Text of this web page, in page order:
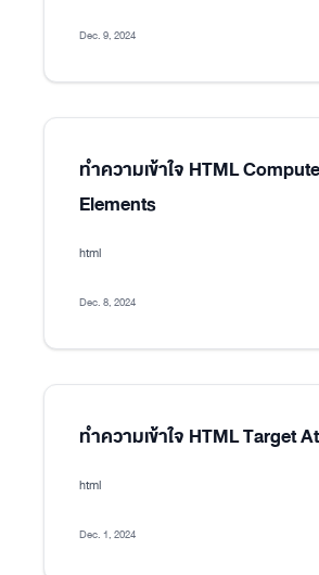
Dec. 9, 2024
ทำความเข้าใจ HTML
Elements
html
Dec. 8, 2024
ทำความเข้าใจ HTML Target
html
Dec. 1, 2024